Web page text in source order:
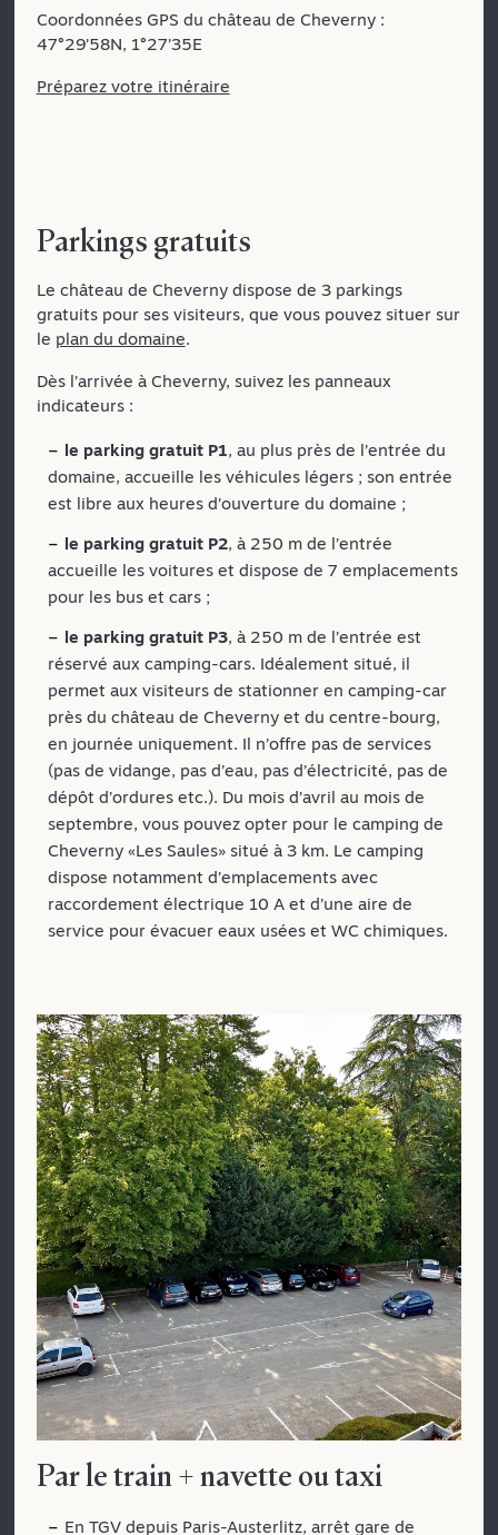
Coordonnées GPS du château de Cheverny :
47°29’58N, 1°27’35E
Préparez votre itinéraire
Parkings gratuits
Le château de Cheverny dispose de 3 parkings
gratuits pour ses visiteurs, que vous pouvez situer sur
le plan du domaine.
Dès l’arrivée à Cheverny, suivez les panneaux
indicateurs :
le parking gratuit P1, au plus près de l’entrée du
domaine, accueille les véhicules légers ; son entrée
est libre aux heures d’ouverture du domaine ;
le parking gratuit P2, à 250 m de l’entrée
accueille les voitures et dispose de 7 emplacements
pour les bus et cars ;
le parking gratuit P3, à 250 m de l’entrée est
réservé aux camping-cars. Idéalement situé, il
permet aux visiteurs de stationner en camping-car
près du château de Cheverny et du centre-bourg,
en journée uniquement. Il n’offre pas de services
(pas de vidange, pas d’eau, pas d’électricité, pas de
dépôt d’ordures etc.). Du mois d’avril au mois de
septembre, vous pouvez opter pour le camping de
Cheverny «Les Saules» situé à 3 km. Le camping
dispose notamment d’emplacements avec
raccordement électrique 10 A et d’une aire de
service pour évacuer eaux usées et WC chimiques.
Par le train + navette ou taxi
En TGV depuis Paris-Austerlitz, arrêt gare de